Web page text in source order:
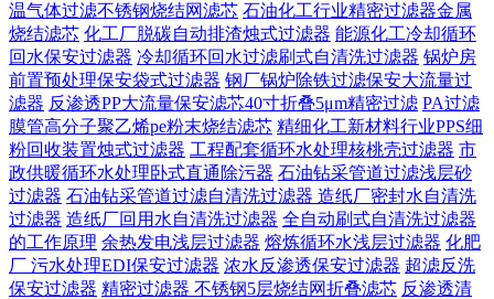
温气体过滤不锈钢烧结网滤芯 石油化工行业精密过滤器金属
烧结滤芯 化工厂脱碳自动排渣烛式过滤器 能源化工冷却循环
回水保安过滤器 冷却循环回水过滤刷式自清洗过滤器 锅炉房
前置预处理保安袋式过滤器 钢厂锅炉除铁过滤保安大流量过
滤器 反渗透PP大流量保安滤芯40寸折叠5μm精密过滤 PA过滤
膜管高分子聚乙烯pe粉末烧结滤芯 精细化工新材料行业PPS细
粉回收装置烛式过滤器 工程配套循环水处理核桃壳过滤器 市
政供暖循环水处理卧式直通除污器 石油钻采管道过滤浅层砂
过滤器 石油钻采管道过滤自清洗过滤器 造纸厂密封水自清洗
过滤器 造纸厂回用水自清洗过滤器 全自动刷式自清洗过滤器
的工作原理 余热发电浅层过滤器 熔炼循环水浅层过滤器 化肥
厂 污水处理EDI保安过滤器 浓水反渗透保安过滤器 超滤反洗
保安过滤器 精密过滤器 不锈钢5层烧结网折叠滤芯 反渗透清